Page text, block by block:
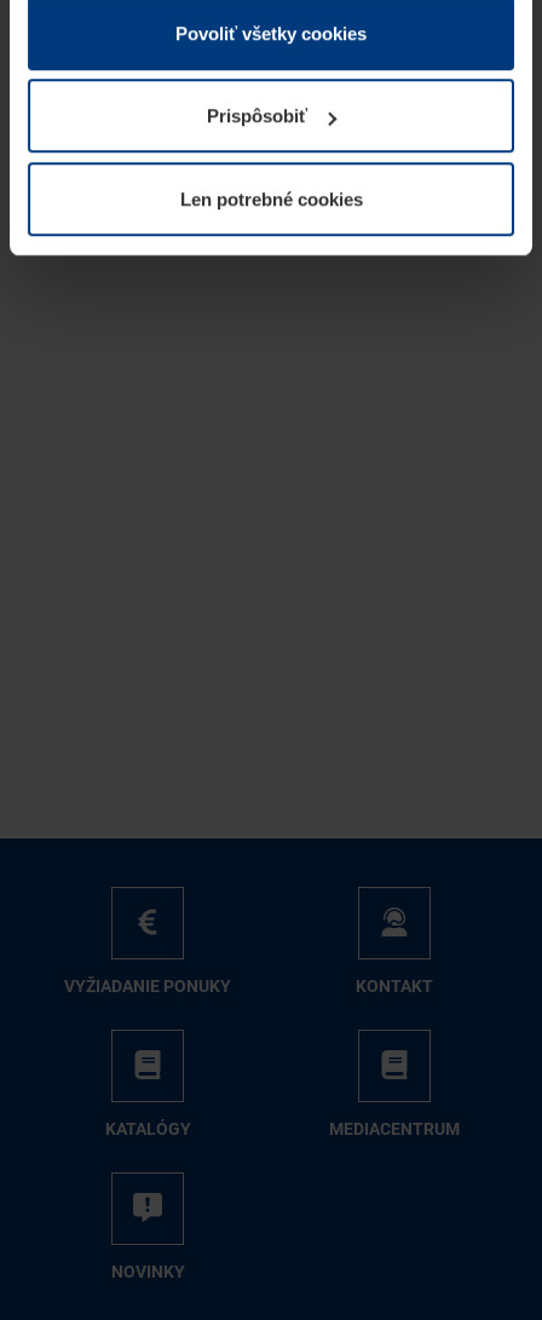
Z právneho hľadiska môžeme cookies ukladať na Vašom
prevádzku tejto stránky. Pre všetky ostatné typy cookie
potrebujeme Vaše povolenie. Vaše povolenie môžete
kedykoľvek zmeniť alebo odvolať vo vysvetlení cookie
našej webovej stránky.
Povoliť všetky cookies
Prispôsobiť
Len potrebné cookies
VY­ŽIA­DA­NIE PO­NU­KY KON­TAKT
KA­TA­LÓ­GY ME­DIA­CEN­TRUM
NO­VIN­KY